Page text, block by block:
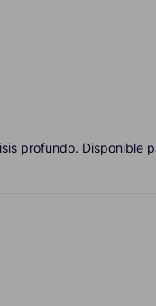
profundo. Disponible